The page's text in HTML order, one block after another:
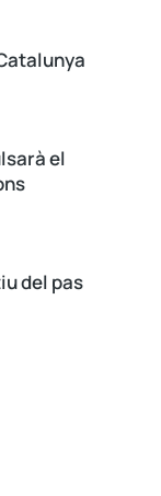
el
del pas